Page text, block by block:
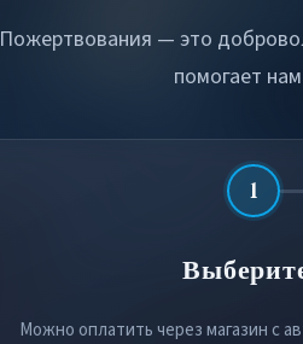
Пожертвования — это
помогает
1
Можно оплатить через магазин с